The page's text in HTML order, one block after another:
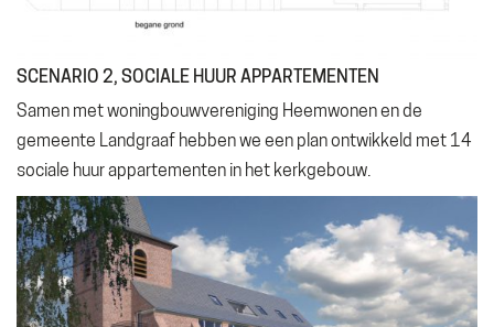
SCENARIO 2, SOCIALE HUUR APPARTEMENTEN
Samen met woningbouwvereniging Heemwonen en de
gemeente Landgraaf hebben we een plan ontwikkeld met 14
sociale huur appartementen in het kerkgebouw.